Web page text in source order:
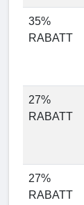
35%
RABATT
27%
RABATT
27%
RABATT